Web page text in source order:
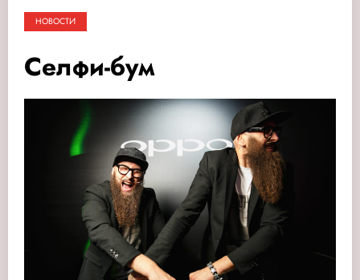
НОВОСТИ
Селфи-бум